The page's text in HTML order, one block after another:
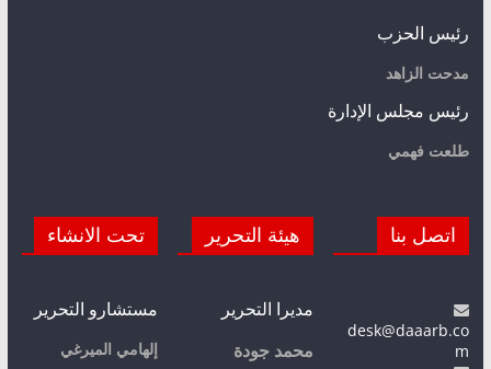
رئيس الحزب
مدحت الزاهد
رئيس مجلس الإدارة
طلعت فهمي
اتصل بنا
desk@daaarb.co
m
هيئة التحرير
مديرا التحرير
محمد جودة
تحت الانشاء
مستشارو التحرير
إلهامي الميرغي